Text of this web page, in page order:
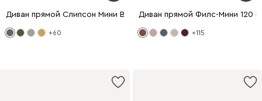
Диван прямой Слипсон Мини Вельвет Серый
+60
Диван прямой Филс-Мини 120
+115